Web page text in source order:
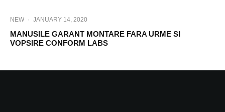
NEW · JANUARY 14, 2020
MANUSILE GARANT MONTARE FARA URME SI
VOPSIRE CONFORM LABS